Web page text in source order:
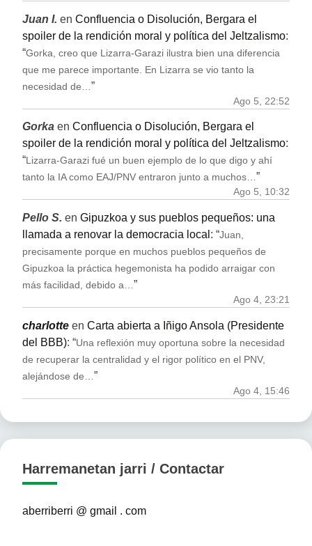
Juan I. en Confluencia o Disolución, Bergara el
spoiler de la rendición moral y política del Jeltzalismo:
“Gorka, creo que Lizarra-Garazi ilustra bien una diferencia
que me parece importante. En Lizarra se vio tanto la
necesidad de… ”
Ago 5, 22:52
Gorka en Confluencia o Disolución, Bergara el
spoiler de la rendición moral y política del Jeltzalismo:
“Lizarra-Garazi fué un buen ejemplo de lo que digo y ahí
tanto la IA como EAJ/PNV entraron junto a muchos…”
Ago 5, 10:32
Pello S. en Gipuzkoa y sus pueblos pequeños: una
llamada a renovar la democracia local : “Juan,
precisamente porque en muchos pueblos pequeños de
Gipuzkoa la práctica hegemonista ha podido arraigar con
más facilidad, debido a…”
Ago 4, 23:21
charlotte en Carta abierta a Iñigo Ansola (Presidente
del BBB): “Una reflexión muy oportuna sobre la necesidad
de recuperar la centralidad y el rigor político en el PNV,
alejándose de… ”
Ago 4, 15:46
Harremanetan jarri / Contactar
aberriberri @ gmail . com